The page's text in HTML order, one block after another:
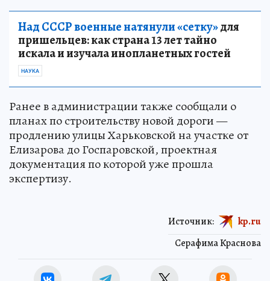
Над СССР военные натянули «сетку»для
пришельцев: как страна 13 лет тайно
искала и изучала инопланетных гостей
НАУКА
Ранее в администрации также сообщали о
планах по строительству новой дороги —
продлению улицы Харьковской на участке от
Елизарова до Госпаровской, проектная
документация по которой уже прошла
экспертизу.
Серафима Краснова
Источник: kp.ru